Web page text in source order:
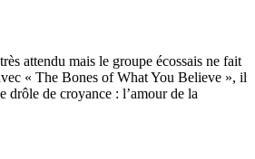
attendu mais le groupe écossais ne fait
« The Bones of What You Believe », il
drôle de croyance : l’amour de la